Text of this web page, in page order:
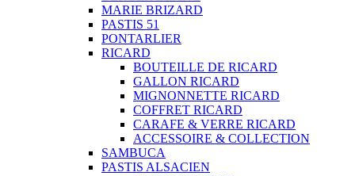
MARIE BRIZARD
PASTIS 51
PONTARLIER
RICARD
BOUTEILLE DE RICARD
GALLON RICARD
MIGNONNETTE RICARD
COFFRET RICARD
CARAFE & VERRE RICARD
ACCESSOIRE & COLLECTION
SAMBUCA
PASTIS ALSACIEN